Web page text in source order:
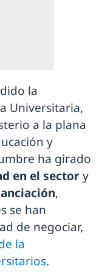
la
Universitaria,
a la plana
y
ha girado
en el sectory
,
se han
de negociar,
la
.